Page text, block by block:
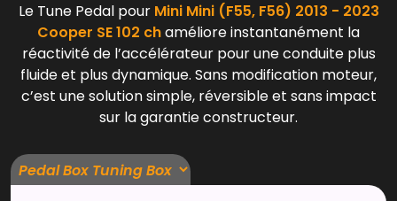
Le Tune Pedal pour Mini Mini (F55, F56) 2013 - 2023
Cooper SE 102 chaméliore instantanément la
réactivité de l’accélérateur pour une conduite plus
fluide et plus dynamique. Sans modification moteur,
c’est une solution simple, réversible et sans impact
sur la garantie constructeur.